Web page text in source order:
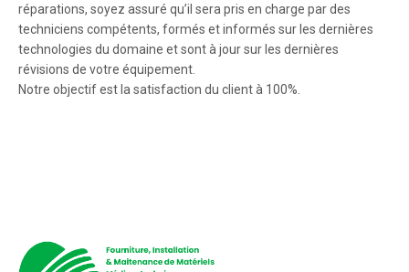
réparations, soyez assuré qu’il sera pris en charge par des
techniciens compétents, formés et informés sur les dernières
technologies du domaine et sont à jour sur les dernières
révisions de votre équipement.
Notre objectif est la satisfaction du client à 100%.